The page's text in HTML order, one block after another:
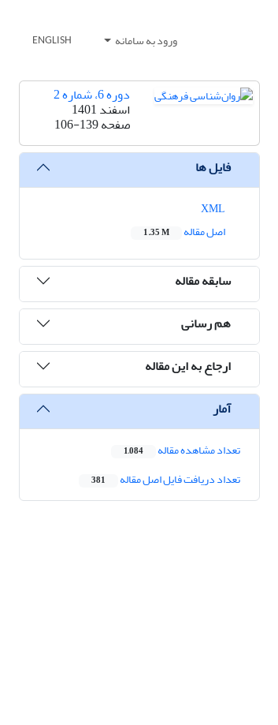
ورود به سامانه ENGLISH
دوره 6، شماره 2
اسفند 1401
صفحه106-139
فایل ها
اصل مقاله
1.35 M
سابقه مقاله
هم رسانی
ارجاع به این مقاله
آمار
تعداد مشاهده مقاله 1,084
تعداد دریافت فایل اصل مقاله 381